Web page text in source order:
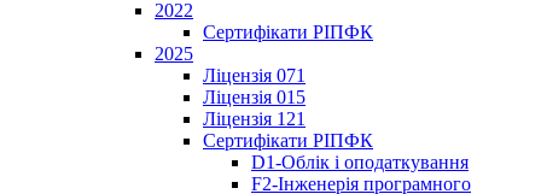
2022
Сертифікати РІПФК
2025
Ліцензія 071
Ліцензія 015
Ліцензія 121
Сертифікати РІПФК
D1-Oблік і оподаткування
F2-Інженерія програмного